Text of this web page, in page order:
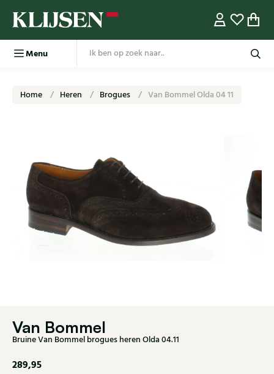
Menu
Home Heren Brogues Van Bommel Olda 04 11
Van Bommel
Bruine Van Bommel brogues heren Olda 04.11
289,95